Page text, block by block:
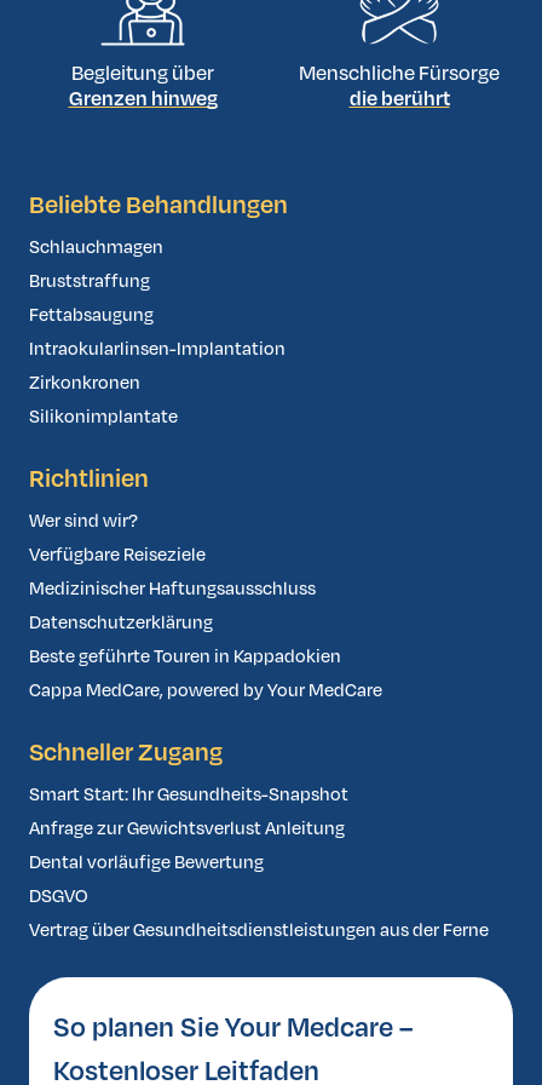
Begleitung über
Grenzen hinweg
Menschliche Fürsorge
die berührt
Beliebte Behandlungen
Schlauchmagen
Bruststraffung
Fettabsaugung
Intraokularlinsen-Implantation
Zirkonkronen
Silikonimplantate
Richtlinien
Wer sind wir?
Verfügbare Reiseziele
Medizinischer Haftungsausschluss
Datenschutzerklärung
Beste geführte Touren in Kappadokien
Cappa MedCare, powered by Your MedCare
Schneller Zugang
Smart Start: Ihr Gesundheits-Snapshot
Anfrage zur Gewichtsverlust Anleitung
Dental vorläufige Bewertung
DSGVO
Vertrag über Gesundheitsdienstleistungen aus der Ferne
So planen Sie Your Medcare –
Kostenloser Leitfaden